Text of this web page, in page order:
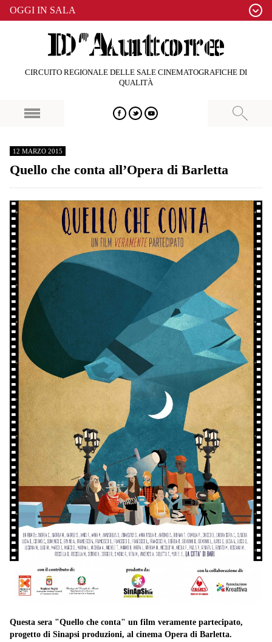
CIRCUITO REGIONALE DELLE SALE CINEMATOGRAFICHE DI
QUALITÀ
OGGI IN SALA
12 MARZO 2015
Quello che conta all’Opera di Barletta
Questa sera "Quello che conta" un film veramente partecipato,
progetto di Sinapsi produzioni, al cinema Opera di Barletta.